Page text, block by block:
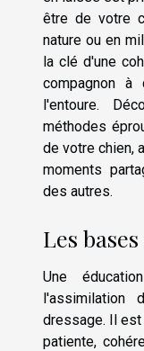
être de votre
nature ou en
la clé d'une
compagnon
l'entoure.
méthodes
de votre chien,
moments
des autres.
Les
Une
l'assimilation
dressage. Il est
patiente,